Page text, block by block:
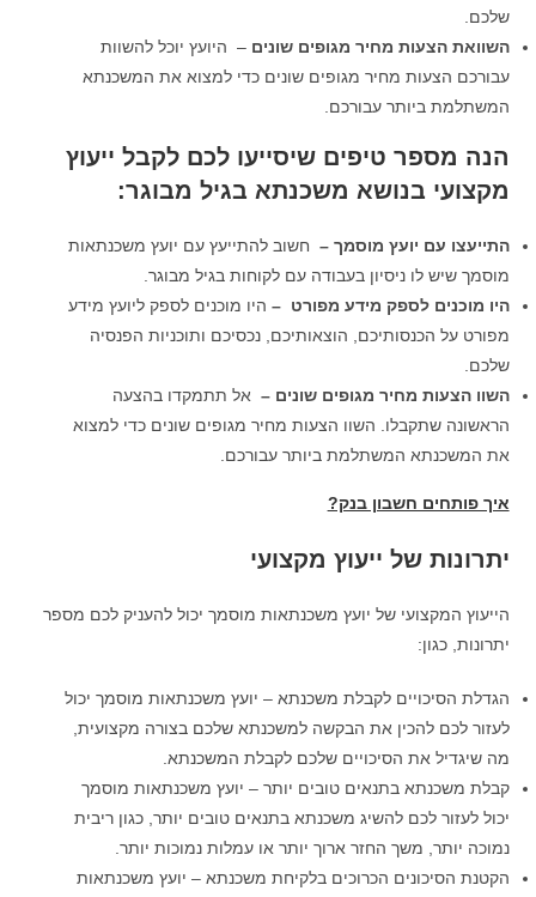
שלכם.
השוואת הצעות מחיר מגופים שונים – היועץ יוכל להשוות
עבורכם הצעות מחיר מגופים שונים כדי למצוא את המשכנתא
המשתלמת ביותר עבורכם.
הנה מספר טיפים שיסייעו לכם לקבל ייעוץ
מקצועי בנושא משכנתא בגיל מבוגר:
התייעצו עם יועץ מוסמך – חשוב להתייעץ עם יועץ משכנתאות
מוסמך שיש לו ניסיון בעבודה עם לקוחות בגיל מבוגר.
היו מוכנים לספק מידע מפורט – היו מוכנים לספק ליועץ מידע
מפורט על הכנסותיכם, הוצאותיכם, נכסיכם ותוכניות הפנסיה
שלכם.
השוו הצעות מחיר מגופים שונים– אל תתמקדו בהצעה
הראשונה שתקבלו. השוו הצעות מחיר מגופים שונים כדי למצוא
את המשכנתא המשתלמת ביותר עבורכם.
איך פותחים חשבון בנק?
יתרונות של ייעוץ מקצועי
הייעוץ המקצועי של יועץ משכנתאות מוסמך יכול להעניק לכם מספר
יתרונות, כגון:
הגדלת הסיכויים לקבלת משכנתא – יועץ משכנתאות מוסמך יכול
לעזור לכם להכין את הבקשה למשכנתא שלכם בצורה מקצועית,
מה שיגדיל את הסיכויים שלכם לקבלת המשכנתא.
קבלת משכנתא בתנאים טובים יותר – יועץ משכנתאות מוסמך
יכול לעזור לכם להשיג משכנתא בתנאים טובים יותר, כגון ריבית
נמוכה יותר, משך החזר ארוך יותר או עמלות נמוכות יותר.
הקטנת הסיכונים הכרוכים בלקיחת משכנתא – יועץ משכנתאות